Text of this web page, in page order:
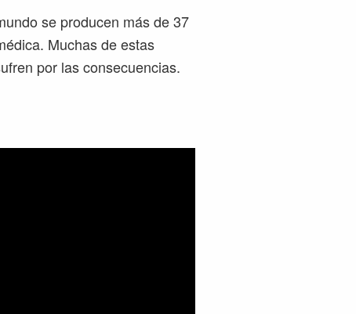
se producen más de 37
Muchas de estas
por las consecuencias.